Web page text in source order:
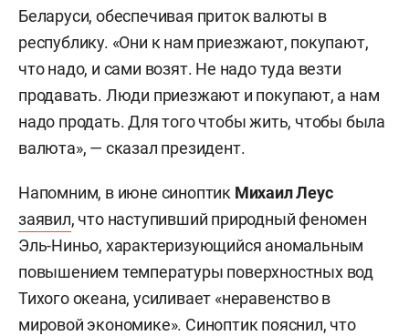
Беларуси, обеспечивая приток валюты в
республику. «Они к нам приезжают, покупают,
что надо, и сами возят. Не надо туда везти
продавать. Люди приезжают и покупают, а нам
надо продать. Для того чтобы жить, чтобы была
валюта», — сказал президент.
Напомним, в июне синоптик Михаил Леус
заявил, что наступивший природный феномен
Эль-Ниньо, характеризующийся аномальным
повышением температуры поверхностных вод
Тихого океана, усиливает «неравенство в
мировой экономике». Синоптик пояснил, что